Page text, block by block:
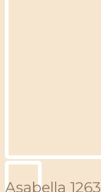
Аsabella 1263